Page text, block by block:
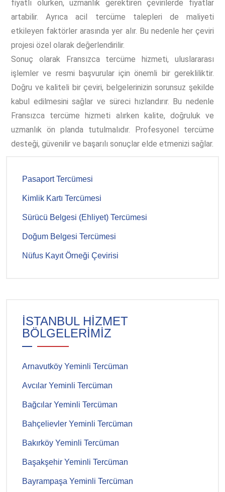
fiyatlı olurken, uzmanlık gerektiren çevirilerde fiyatlar
artabilir. Ayrıca acil tercüme talepleri de maliyeti
etkileyen faktörler arasında yer alır. Bu nedenle her çeviri
projesi özel olarak değerlendirilir.
Sonuç olarak Fransızca tercüme hizmeti, uluslararası
işlemler ve resmi başvurular için önemli bir gerekliliktir.
Doğru ve kaliteli bir çeviri, belgelerinizin sorunsuz şekilde
kabul edilmesini sağlar ve süreci hızlandırır. Bu nedenle
Fransızca tercüme hizmeti alırken kalite, doğruluk ve
uzmanlık ön planda tutulmalıdır. Profesyonel tercüme
desteği, güvenilir ve başarılı sonuçlar elde etmenizi sağlar.
Pasaport Tercümesi
Kimlik Kartı Tercümesi
Sürücü Belgesi (Ehliyet) Tercümesi
Doğum Belgesi Tercümesi
Nüfus Kayıt Örneği Çevirisi
İSTANBUL HİZMET
BÖLGELERİMİZ
Arnavutköy Yeminli Tercüman
Avcılar Yeminli Tercüman
Bağcılar Yeminli Tercüman
Bahçelievler Yeminli Tercüman
Bakırköy Yeminli Tercüman
Başakşehir Yeminli Tercüman
Bayrampaşa Yeminli Tercüman